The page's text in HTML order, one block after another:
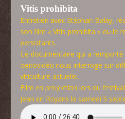
Vitis prohibita
Entretien avec Stéphan Balay,
son film « Vitis prohibita » ou le
persistants.
Ce documentaire qui a
oenovidéo nous interroge sur
viticulture actuelle.
Film en projection lors du
Jean en Royans le samedi 5